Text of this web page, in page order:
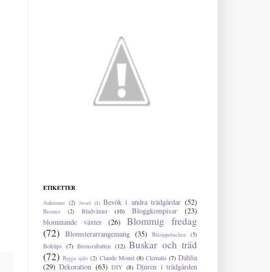
ETIKETTER
Auktioner (2) Award (1) Besök i andra trädgårdar (52)
Bienner (2) Bladväxter (10) Bloggkompisar
(23)
blommande växter
(26)
Blommig fredag
(72) Blomsterarrangemang (35) Blåsippsbacken (5)
Boktips (7) Bronsrabatten (12) Buskar och träd
(72) Bygga själv (2) Claude Monet (8) Clematis (7) Dahlia
(29) Dekoration (63) DIY (8) Djuren i trädgården